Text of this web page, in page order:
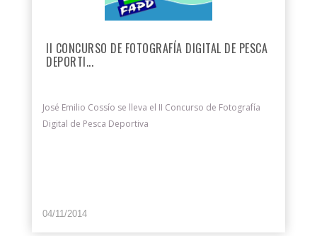
II CONCURSO DE FOTOGRAFÍA DIGITAL DE PESCA
DEPORTI...
José Emilio Cossío se lleva el II Concurso de Fotografía
Digital de Pesca Deportiva
04/11/2014